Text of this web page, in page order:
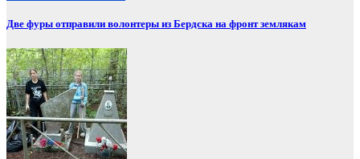
Две фуры отправили волонтеры из Бердска на фронт землякам